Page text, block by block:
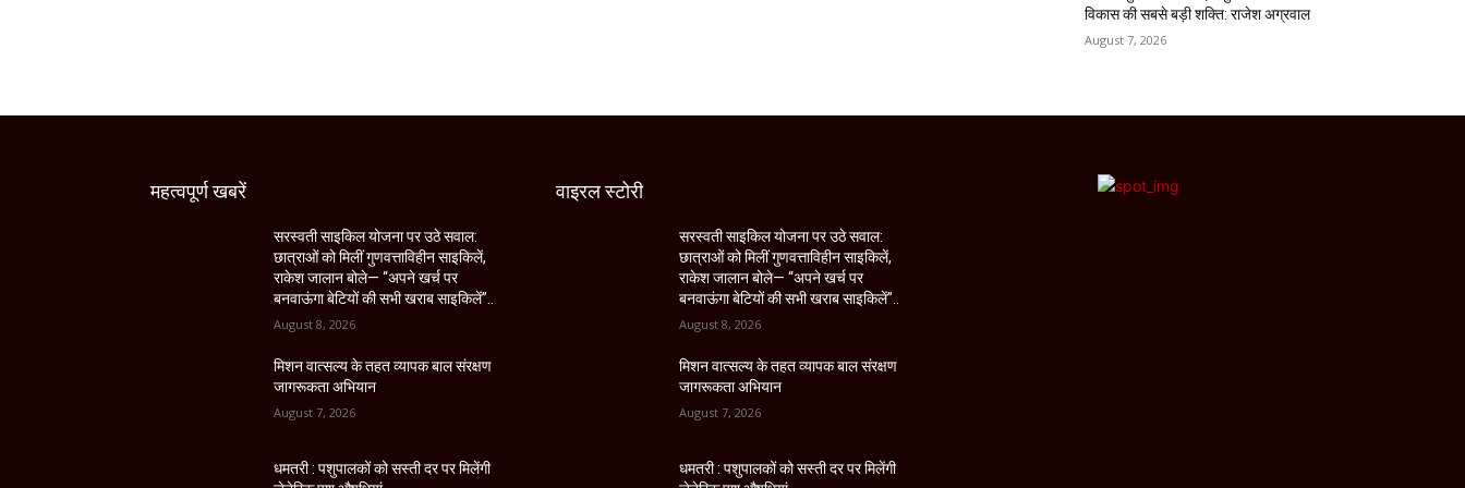
विकास की सबसे बड़ी शक्ति: राजेश अग्रवाल
August 7, 2026
महत्वपूर्ण खबरें
सरस्वती साइकिल योजना पर उठे सवाल:
छात्राओं को मिलीं गुणवत्ताविहीन साइकिलें,
राकेश जालान बोले— “अपने खर्च पर
बनवाऊंगा बेटियों की सभी खराब साइकिलें”..
August 8, 2026
मिशन वात्सल्य के तहत व्यापक बाल संरक्षण
जागरूकता अभियान
August 7, 2026
धमतरी : पशुपालकों को सस्ती दर पर मिलेंगी
वाइरल स्टोरी
सरस्वती साइकिल योजना पर उठे सवाल:
छात्राओं को मिलीं गुणवत्ताविहीन साइकिलें,
राकेश जालान बोले— “अपने खर्च पर
बनवाऊंगा बेटियों की सभी खराब साइकिलें”..
August 8, 2026
मिशन वात्सल्य के तहत व्यापक बाल संरक्षण
जागरूकता अभियान
August 7, 2026
धमतरी : पशुपालकों को सस्ती दर पर मिलेंगी